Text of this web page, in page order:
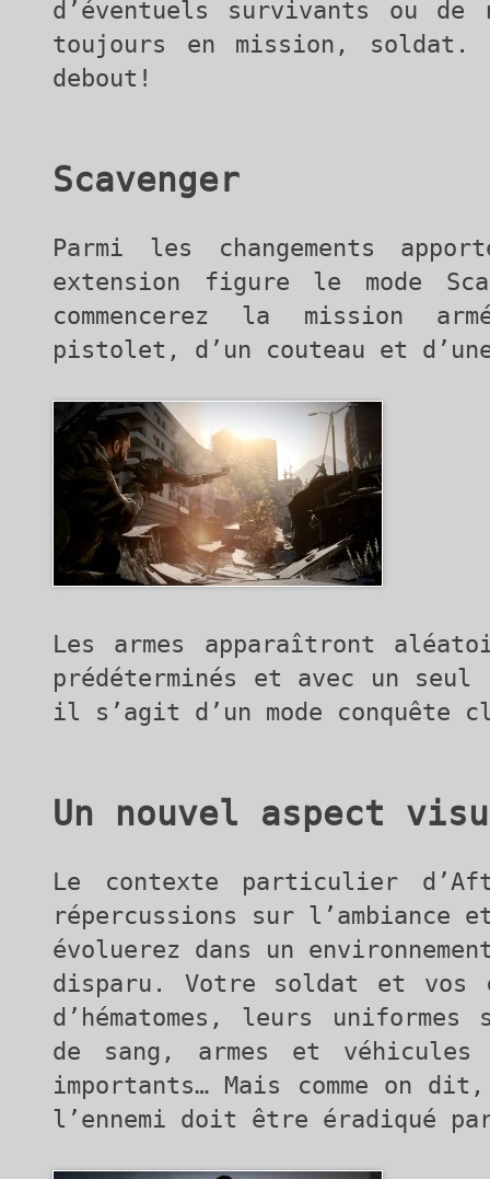
d’éventuels survivants ou de
toujours en mission, soldat.
debout!
Scavenger
Parmi les changements
extension figure le mode
commencerez la mission
pistolet, d’un couteau et
Les armes apparaîtront
prédéterminés et avec un
il s’agit d’un mode conquête
Un nouvel aspect
Le contexte particulier
répercussions sur
évoluerez dans un
disparu. Votre soldat et vos
d’hématomes, leurs
de sang, armes et véhicules
importants… Mais comme on
l’ennemi doit être éradiqué